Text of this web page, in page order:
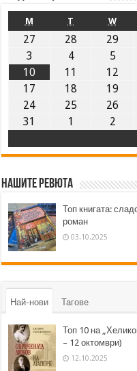
M T W
27 28 29
3
4 5
10
11 12
17
18 19
24
25 26
31
1 2
Нашите ревюта
Топ книгата:
роман
03.10.2025
Най-нови Тагове
Топ 10 на
– 12 октомври)
12.10.2025